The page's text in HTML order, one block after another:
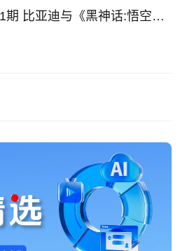
「热点精选」 | 10.21期 比亚迪与《黑神话:悟空》达成全球战略合作